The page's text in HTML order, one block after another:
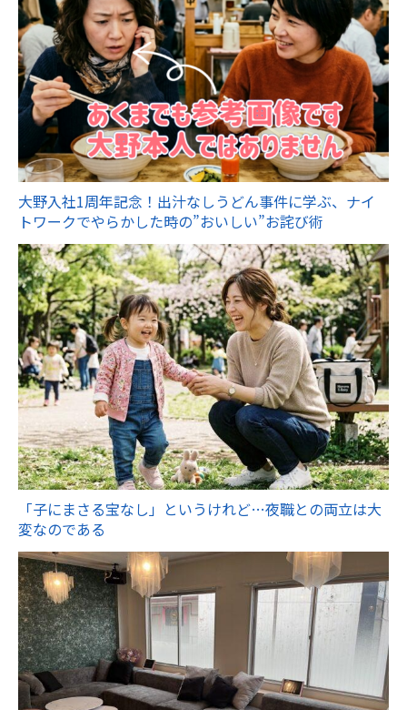
大野入社1周年記念！出汁なしうどん事件に学ぶ、ナイ
トワークでやらかした時の”おいしい”お詫び術
「子にまさる宝なし」というけれど…夜職との両立は大
変なのである